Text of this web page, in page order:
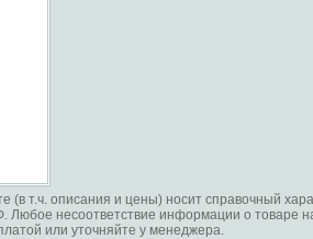
(в т.ч. описания и цены) носит справочный
Любое несоответствие информации о
или уточняйте у менеджера.